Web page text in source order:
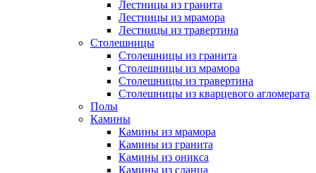
Лестницы из гранита
Лестницы из мрамора
Лестницы из травертина
Столешницы
Столешницы из гранита
Столешницы из мрамора
Столешницы из травертина
Столешницы из кварцевого агломерата
Полы
Камины
Камины из мрамора
Камины из гранита
Камины из оникса
Камины из сланца